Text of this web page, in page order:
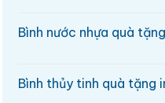
Bình nước nhựa quà
Bình thủy tinh quà tặng